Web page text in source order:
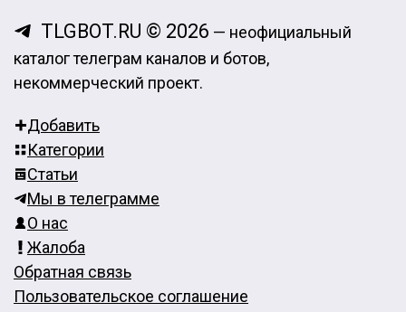
TLGBOT.RU © 2026 — неофициальный
каталог телеграм каналов и ботов,
некоммерческий проект.
Добавить
Категории
Статьи
Мы в телеграмме
О нас
Жалоба
Обратная связь
Пользовательское соглашение